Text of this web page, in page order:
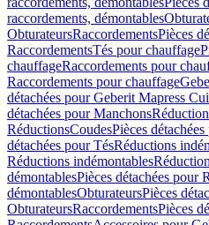
raccordements, démontables
ObturateursRaccordementsPièces
RaccordementsTés pour chauffage
chauffageRaccordements pour
Raccordements pour chauffage
détachées pour Geberit Mapress
détachées pour Manchons
RéductionsCoudesPièces
détachées pour TésRéductions
Réductions indémontables
démontablesPièces détachées pour
démontablesObturateursPièces
ObturateursRaccordementsPièces